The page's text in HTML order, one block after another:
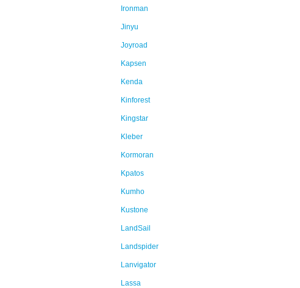
Ironman
Jinyu
Joyroad
Kapsen
Kenda
Kinforest
Kingstar
Kleber
Kormoran
Kpatos
Kumho
Kustone
LandSail
Landspider
Lanvigator
Lassa